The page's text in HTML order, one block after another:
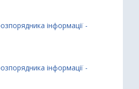
інформації -
інформації -